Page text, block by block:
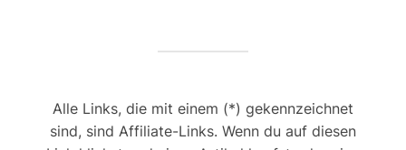
Alle Links, die mit einem (*) gekennzeichnet
sind, sind Affiliate-Links. Wenn du auf diesen